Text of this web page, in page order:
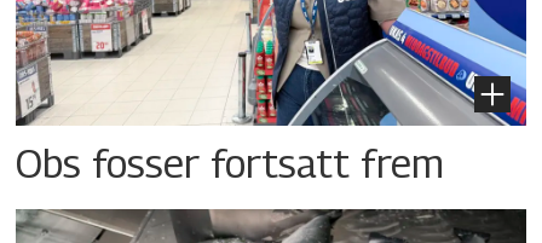
Obs fosser fortsatt frem